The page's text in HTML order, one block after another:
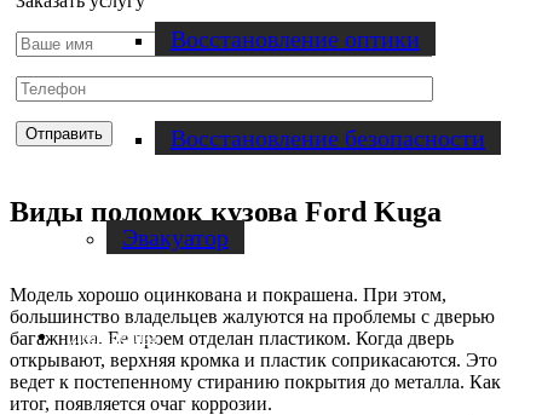
Восстановление оптики
Восстановление безопасности
Эвакуатор
Диагностика
Виды поломок кузова Ford Kuga
Модель хорошо оцинкована и покрашена. При этом,
большинство владельцев жалуются на проблемы с дверью
багажника. Ее проем отделан пластиком. Когда дверь
открывают, верхняя кромка и пластик соприкасаются. Это
ведет к постепенному стиранию покрытия до металла. Как
итог, появляется очаг коррозии.